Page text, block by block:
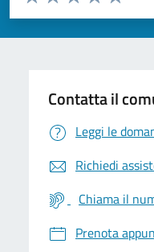
Valuta
Valuta 4
Valuta 3 stelle
Valuta 2 stelle su 5
Valuta 1 stelle su 5
Contatta il
Leggi le
Richiedi
Chiama il
Prenota